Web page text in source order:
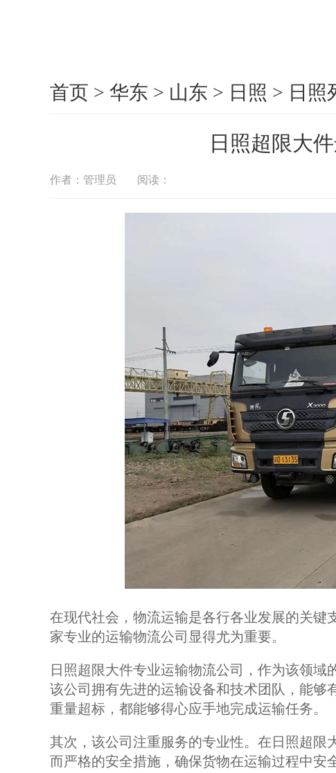
首页 > 华东 > 山东 > 日照 > 日照
日照超限大
作者：管理员 阅读：
在现代社会，物流运输是各行各业发展的关
家专业的运输物流公司显得尤为重要。
日照超限大件专业运输物流公司，作为该领
该公司拥有先进的运输设备和技术团队，能
重量超标，都能够得心应手地完成运输任务。
其次，该公司注重服务的专业性。在日照超
而严格的安全措施，确保货物在运输过程中